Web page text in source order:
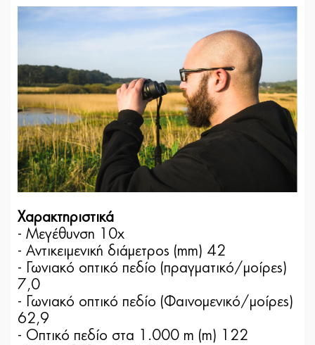
Χαρακτηριστικά
- Μεγέθυνση 10x
- Αντικειμενική διάμετρος (mm) 42
- Γωνιακό οπτικό πεδίο (πραγματικό/μοίρες)
7,0
- Γωνιακό οπτικό πεδίο (Φαινομενικό/μοίρες)
62,9
- Οπτικό πεδίο στα 1.000 m (m) 122